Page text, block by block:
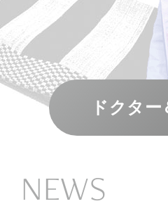
ドクタ
NEWS